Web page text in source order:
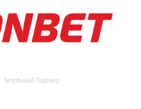
Титульный Партнер